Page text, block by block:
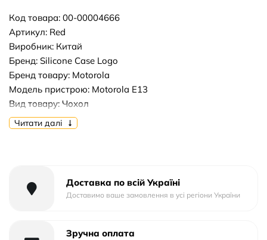
Код товара: 00-00004666
Артикул: Red
Виробник: Китай
Бренд: Silicone Case Logo
Бренд товару: Motorola
Модель пристрою: Motorola E13
Вид товару: Чохол
Форм-фактор: Накладка
Тип матеріалу: Силікон
Читати далі
Доставка по всій Україні
Доставимо ваше замовлення в усі регіони України
Зручна оплата